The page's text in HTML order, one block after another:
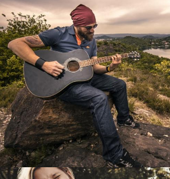
Перевод интернет-
Guitaramania.ru на
Смотреть проект